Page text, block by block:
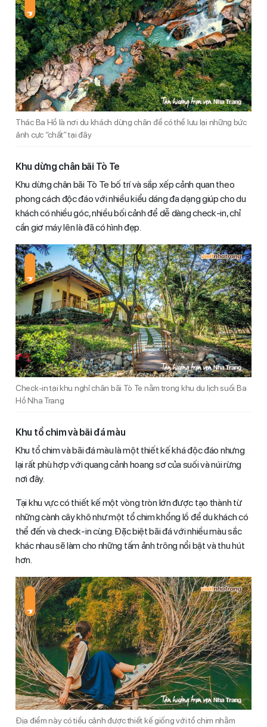
Thác Ba Hồ là nơi du khách dừng chân để có thể lưu lại những bức
ảnh cực “chất” tại đây
Khu dừng chân bãi Tò Te
Khu dừng chân bãi Tò Te bố trí và sắp xếp cảnh quan theo
phong cách độc đáo với nhiều kiểu dáng đa dạng giúp cho du
khách có nhiều góc, nhiều bối cảnh để dễ dàng check-in, chỉ
cần giơ máy lên là đã có hình đẹp.
Check-in tại khu nghỉ chân bãi Tò Te nằm trong khu du lịch suối Ba
Hồ Nha Trang
Khu tổ chim và bãi đá màu
Khu tổ chim và bãi đá màu là một thiết kế khá độc đáo nhưng
lại rất phù hợp với quang cảnh hoang sơ của suối và núi rừng
nơi đây.
Tại khu vực có thiết kế một vòng tròn lớn được tạo thành từ
những cành cây khô như một tổ chim khổng lồ để du khách có
thể đến và check-in cùng. Đặc biệt bãi đá với nhiều màu sắc
khác nhau sẽ làm cho những tấm ảnh trông nổi bật và thu hút
hơn.
Địa điểm này có tiểu cảnh được thiết kế giống với tổ chim nhằm